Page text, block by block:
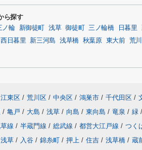
ら探す
ノ輪 新御徒町 浅草 御徒町 三ノ輪橋 日暮里
西日暮里 新三河島 浅草橋 秋葉原 東大前 荒
江東区 / 荒川区 / 中央区 / 鴻巣市 / 千代田区 /
/ 亀戸 / 大島 / 浅草 / 向島 / 東向島 / 竜泉 / 緑 /
線 / 半蔵門線 / 総武線 / 都営大江戸線 / つく
浅草 / 入谷 / 錦糸町 / 押上 / 住吉 / 浅草橋 / 蔵